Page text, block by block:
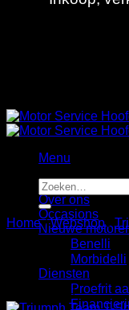
Menu
Home
Over ons
Occasions
Nieuwe
Benelli
Morbidelli
Diensten
Proefrit
Zoeken
naar:
Home / Webshop /
Aanbieding!